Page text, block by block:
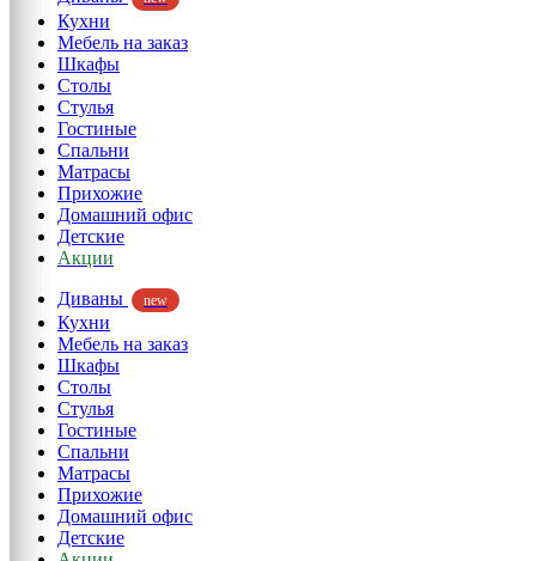
Кухни
Мебель на заказ
Шкафы
Столы
Стулья
Гостиные
Спальни
Матрасы
Прихожие
Домашний офис
Детские
Акции
Диваны
new
Кухни
Мебель на заказ
Шкафы
Столы
Стулья
Гостиные
Спальни
Матрасы
Прихожие
Домашний офис
Детские